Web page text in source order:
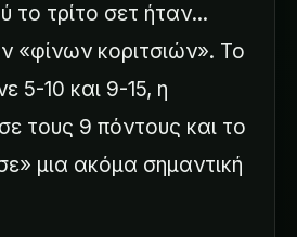
το τρίτο σετ ήταν...
«φίνων κοριτσιών». Το
5-10 και 9-15, η
τους 9 πόντους και το
μια ακόμα σημαντική